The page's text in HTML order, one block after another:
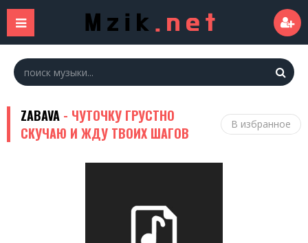
ZABAVA - ЧУТОЧКУ ГРУСТНО
СКУЧАЮ И ЖДУ ТВОИХ ШАГОВ
В избранное